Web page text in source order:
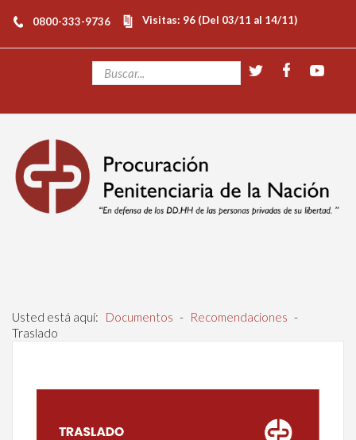
0800-333-9736 Visitas: 96 (Del 03/11 al 14/11)
Usted está aquí: Documentos - Recomendaciones -
Traslado